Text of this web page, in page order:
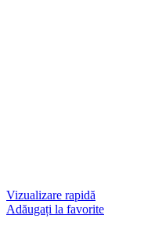
Vizualizare rapidă
Adăugați la favorite